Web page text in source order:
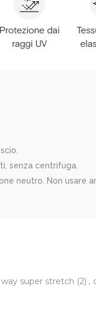
senza centrifuga.
neutro. Non usare
super stretch (2) ,